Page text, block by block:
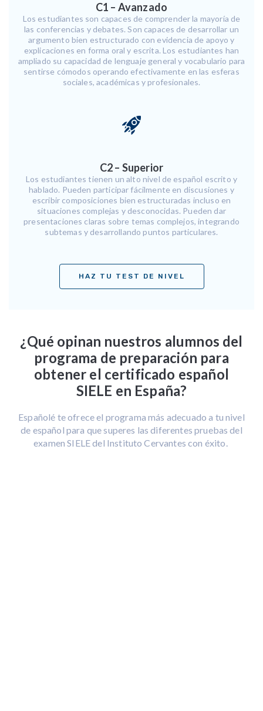
C1 – Avanzado
Los estudiantes son capaces de comprender la mayoría de
las conferencias y debates. Son capaces de desarrollar un
argumento bien estructurado con evidencia de apoyo y
explicaciones en forma oral y escrita. Los estudiantes han
ampliado su capacidad de lenguaje general y vocabulario para
sentirse cómodos operando efectivamente en las esferas
sociales, académicas y profesionales.
C2 – Superior
Los estudiantes tienen un alto nivel de español escrito y
hablado. Pueden participar fácilmente en discusiones y
escribir composiciones bien estructuradas incluso en
situaciones complejas y desconocidas. Pueden dar
presentaciones claras sobre temas complejos, integrando
subtemas y desarrollando puntos particulares.
HAZ TU TEST DE NIVEL
¿Qué opinan nuestros alumnos del
programa de preparación para
obtener el certificado español
SIELE en España?
Españolé te ofrece el programa más adecuado a tu nivel
de español para que superes las diferentes pruebas del
examen SIELE del Instituto Cervantes con éxito.